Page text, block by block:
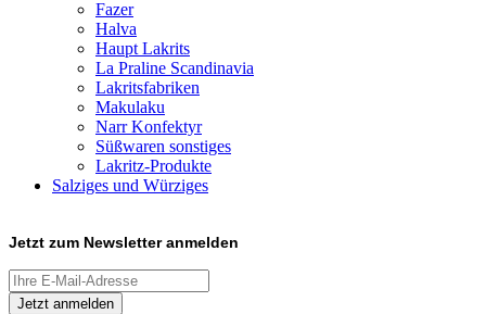
Fazer
Halva
Haupt Lakrits
La Praline Scandinavia
Lakritsfabriken
Makulaku
Narr Konfektyr
Süßwaren sonstiges
Lakritz-Produkte
Salziges und Würziges
Jetzt zum Newsletter anmelden